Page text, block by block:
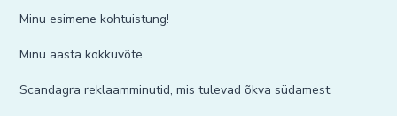
Minu esimene kohtuistung!
Minu aasta kokkuvõte
Scandagra reklaamminutid, mis tulevad õkva südamest.